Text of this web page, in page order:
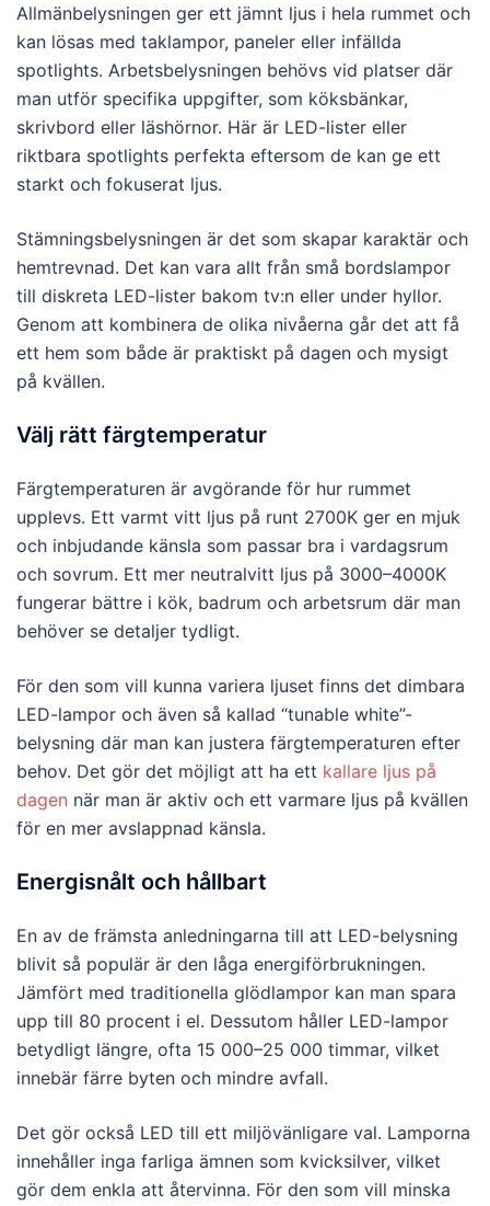
Allmänbelysningen ger ett jämnt ljus i hela rummet och
kan lösas med taklampor, paneler eller infällda
spotlights. Arbetsbelysningen behövs vid platser där
man utför specifika uppgifter, som köksbänkar,
skrivbord eller läshörnor. Här är LED-lister eller
riktbara spotlights perfekta eftersom de kan ge ett
starkt och fokuserat ljus.
Stämningsbelysningen är det som skapar karaktär och
hemtrevnad. Det kan vara allt från små bordslampor
till diskreta LED-lister bakom tv:n eller under hyllor.
Genom att kombinera de olika nivåerna går det att få
ett hem som både är praktiskt på dagen och mysigt
på kvällen.
Välj rätt färgtemperatur
Färgtemperaturen är avgörande för hur rummet
upplevs. Ett varmt vitt ljus på runt 2700K ger en mjuk
och inbjudande känsla som passar bra i vardagsrum
och sovrum. Ett mer neutralvitt ljus på 3000–4000K
fungerar bättre i kök, badrum och arbetsrum där man
behöver se detaljer tydligt.
För den som vill kunna variera ljuset finns det dimbara
LED-lampor och även så kallad “tunable white”-
belysning där man kan justera färgtemperaturen efter
behov. Det gör det möjligt att ha ett kallare ljus på
dagen när man är aktiv och ett varmare ljus på kvällen
för en mer avslappnad känsla.
Energisnålt och hållbart
En av de främsta anledningarna till att LED-belysning
blivit så populär är den låga energiförbrukningen.
Jämfört med traditionella glödlampor kan man spara
upp till 80 procent i el. Dessutom håller LED-lampor
betydligt längre, ofta 15 000–25 000 timmar, vilket
innebär färre byten och mindre avfall.
Det gör också LED till ett miljövänligare val. Lamporna
innehåller inga farliga ämnen som kvicksilver, vilket
gör dem enkla att återvinna. För den som vill minska